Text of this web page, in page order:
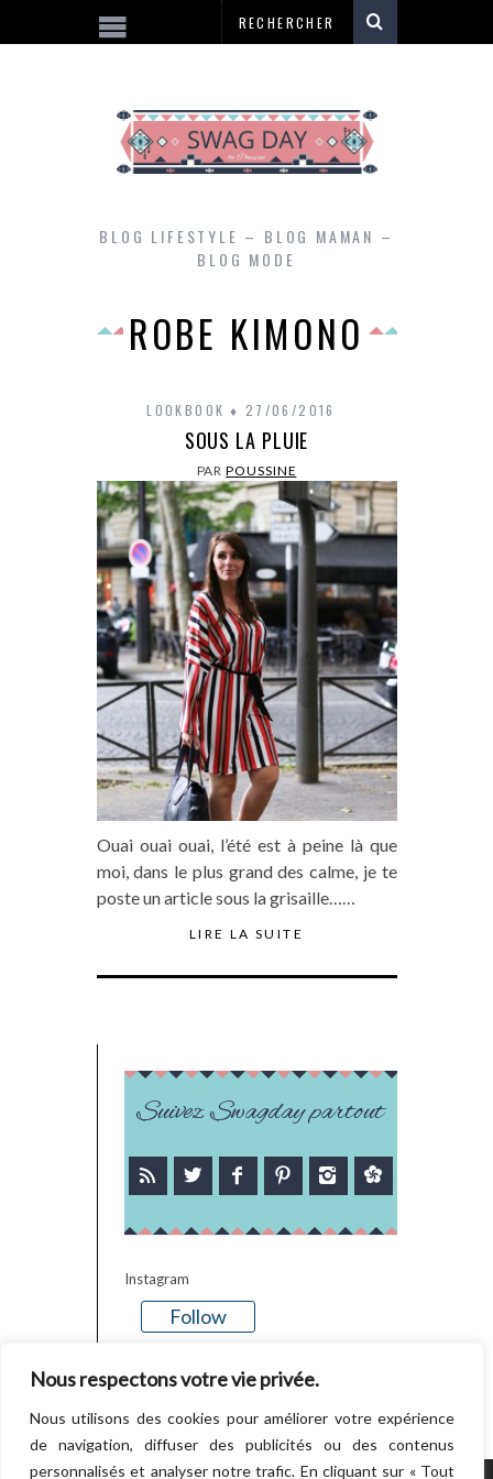
Nous respectons votre vie privée.
Nous utilisons des cookies pour améliorer votre expérience
de navigation, diffuser des publicités ou des contenus
personnalisés et analyser notre trafic. En cliquant sur « Tout
BLOG LIFESTYLE – BLOG MAMAN –
BLOG MODE
ROBE KIMONO
LOOKBOOK 27/06/2016
SOUS LA PLUIE
PARPOUSSINE
Ouai ouai ouai, l’été est à peine là que
moi, dans le plus grand des calme, je te
poste un article sous la grisaille……
LIRE LA SUITE
Suivez Swagday partout
Instagram
Follow